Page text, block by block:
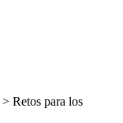
> Retos para los